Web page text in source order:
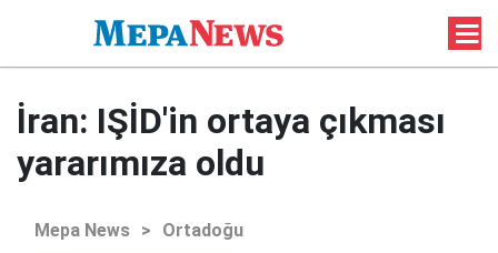
İran: IŞİD'in ortaya çıkması
yararımıza oldu
Mepa News > Ortadoğu